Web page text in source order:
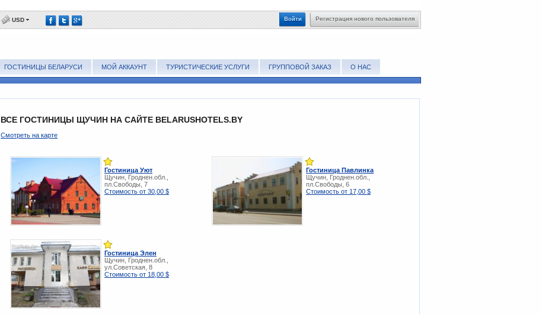
USD Регистрация нового пользователя
Войти
ГОСТИНИЦЫ БЕЛАРУСИ МОЙ АККАУНТ ТУРИСТИЧЕСКИЕ УСЛУГИ ГРУППОВОЙ ЗАКАЗ О НАС
ВСЕ ГОСТИНИЦЫ ЩУЧИН НА САЙТЕ BELARUSHOTELS.BY
Смотреть на карте
Гостиница Уют
Щучин, Гроднен.обл.,
пл.Свободы, 7
Стоимость от 30,00 $
Гостиница Павлинка
Щучин, Гроднен.обл.,
пл.Свободы, 6
Стоимость от 17,00 $
Гостиница Элен
Щучин, Гроднен.обл.,
ул.Советская, 8
Стоимость от 18,00 $